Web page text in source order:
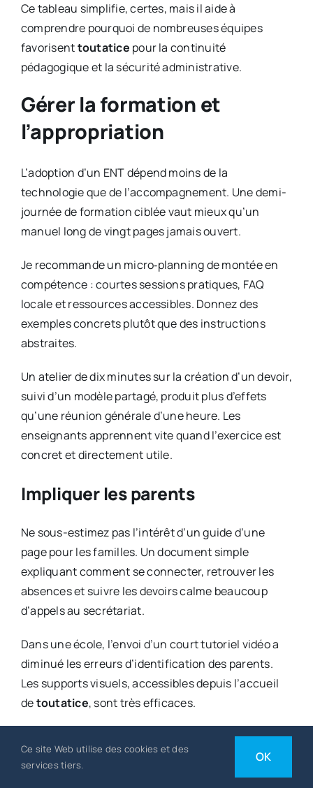
Ce tableau simplifie, certes, mais il aide à
comprendre pourquoi de nombreuses équipes
favorisenttoutatice pour la continuité
pédagogique et la sécurité administrative.
Gérer la formation et
l’appropriation
L’adoption d’un ENT dépend moins de la
technologie que de l’accompagnement. Une demi-
journée de formation ciblée vaut mieux qu’un
manuel long de vingt pages jamais ouvert.
Je recommande un micro‑planning de montée en
compétence : courtes sessions pratiques, FAQ
locale et ressources accessibles. Donnez des
exemples concrets plutôt que des instructions
abstraites.
Un atelier de dix minutes sur la création d’un devoir,
suivi d’un modèle partagé, produit plus d’effets
qu’une réunion générale d’une heure. Les
enseignants apprennent vite quand l’exercice est
concret et directement utile.
Impliquer les parents
Ne sous-estimez pas l’intérêt d’un guide d’une
page pour les familles. Un document simple
expliquant comment se connecter, retrouver les
absences et suivre les devoirs calme beaucoup
d’appels au secrétariat.
Dans une école, l’envoi d’un court tutoriel vidéo a
diminué les erreurs d’identification des parents.
Les supports visuels, accessibles depuis l’accueil
detoutatice, sont très efficaces.
Astuce technique :
sauvegarde et archivage
Ce site Web utilise des cookies et des
services tiers.
OK